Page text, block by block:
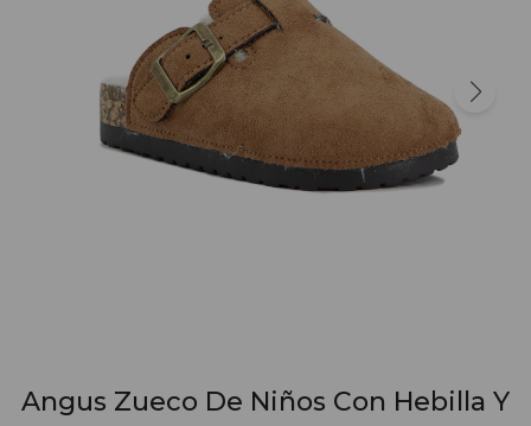
Angus Zueco De Niños Con Hebilla Y